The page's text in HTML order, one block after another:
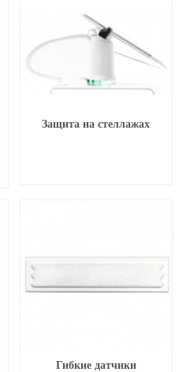
Защита на стеллажах
Гибкие датчики